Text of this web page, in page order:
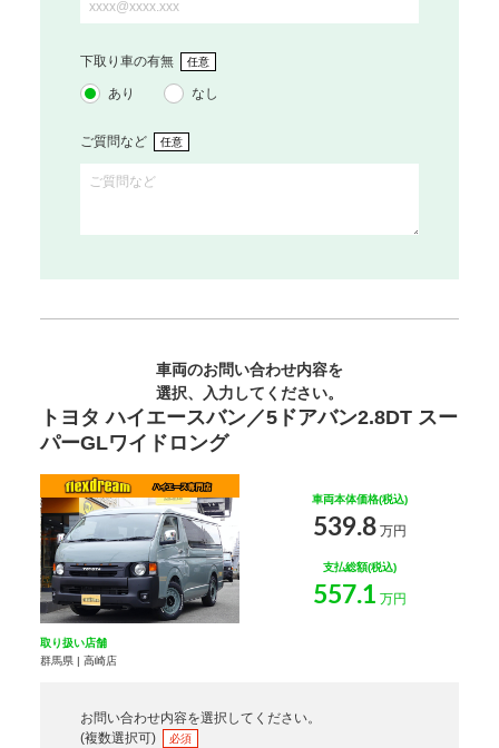
下取り車の有無 任意
あり なし
ご質問など 任意
車両のお問い合わせ内容を
選択、入力してください。
トヨタ ハイエースバン／5ドアバン2.8DT スー
パーGLワイドロング
車両本体価格(税込)
539.8万円
支払総額(税込)
557.1 万円
取り扱い店舗
群馬県 | 高崎店
お問い合わせ内容を選択してください。
(複数選択可)
必須